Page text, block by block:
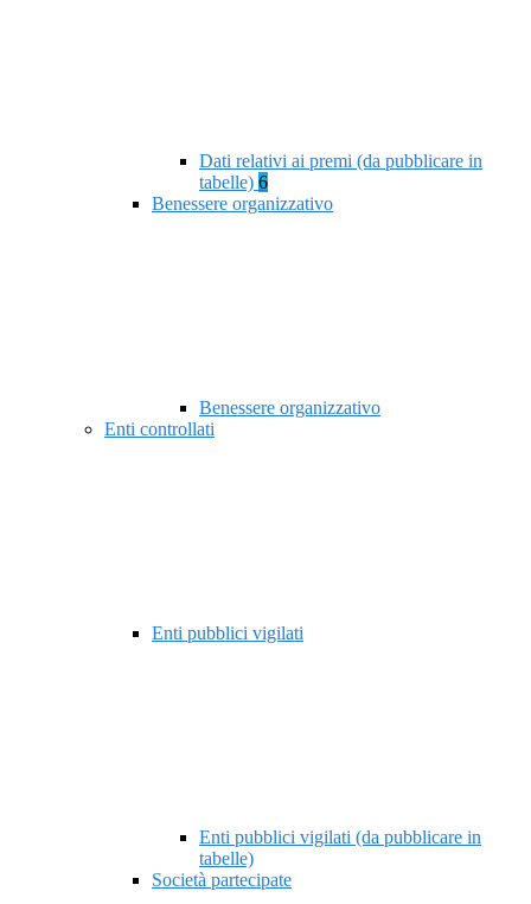
Dati relativi ai premi (da pubblicare in
tabelle) 6
Benessere organizzativo
Benessere organizzativo
Enti controllati
Enti pubblici vigilati
Enti pubblici vigilati (da pubblicare in
tabelle)
Società partecipate